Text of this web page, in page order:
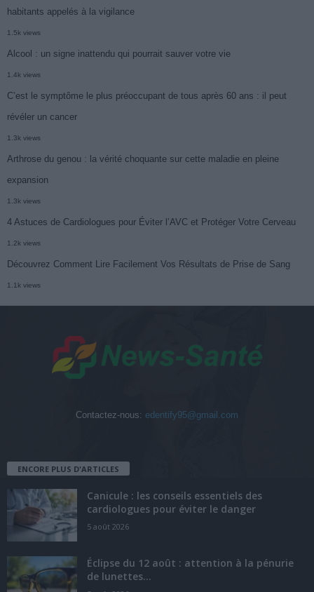
habitants appelés à la vigilance
1.5k views
Alcool : un signe inattendu qui pourrait sauver votre vie
1.4k views
C’est le symptôme le plus préoccupant de tous après 60 ans : il peut
révéler un cancer
1.3k views
Arthrose du genou : la vérité choquante sur cette maladie en pleine
expansion
1.3k views
4 Astuces de Cardiologues pour Éviter l’AVC et Protéger Votre Cerveau
1.2k views
Découvrez Comment Lire Facilement Vos Résultats de Prise de Sang
1.1k views
Contactez-nous: edentify95@gmail.com
ENCORE PLUS D'ARTICLES
Canicule : les conseils essentiels des
cardiologues pour éviter le danger
5 août 2026
Éclipse du 12 août : attention à la pénurie
de lunettes...